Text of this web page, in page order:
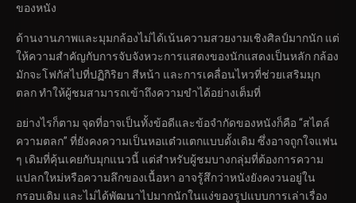
ของหนัง
ด้านงานภาพและมุมกล้องไม่ได้เน้นความสวยงามเชิงศิลป์มากนัก แต่
ให้ความสำคัญกับการจับจังหวะการแสดงของนักแสดงเป็นหลัก กล้อง
มักจะโฟกัสไปที่ปฏิกิริยา สีหน้า และการเคลื่อนไหวที่ช่วยเสริมมุก
ตลก ทำให้ผู้ชมสามารถเข้าถึงความขำได้อย่างเต็มที่
อย่างไรก็ตาม จุดที่อาจเป็นทั้งข้อดีและข้อจำกัดของหนังก็คือ “สไตล์
ความตลก” ที่ยังคงความเป็นหอแต๋วแตกแบบดั้งเดิม ซึ่งอาจถูกใจแฟน
ๆ เดิมที่คุ้นเคยกับมุกแนวนี้ แต่สำหรับผู้ชมบางกลุ่มที่ต้องการความ
แปลกใหม่หรือความลึกของเนื้อหา อาจรู้สึกว่าหนังยังคงวนอยู่ใน
กรอบเดิม และไม่ได้พัฒนาไปมากนักในแง่ของรูปแบบการเล่าเรื่อง